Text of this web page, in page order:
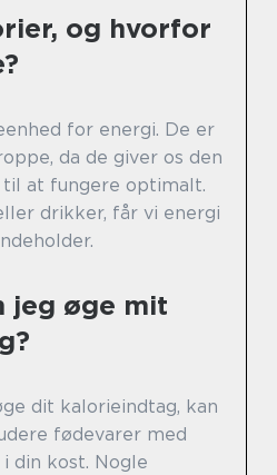
og hvorfor
for energi. De er
da de giver os den
til at fungere optimalt.
drikker, får vi energi
jeg øge mit
dit kalorieindtag, kan
fødevarer med
din kost. Nogle